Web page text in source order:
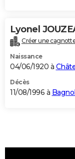
Lyonel
Créer une
Naissance
04/06/1920 à
Décès
11/08/1996 à